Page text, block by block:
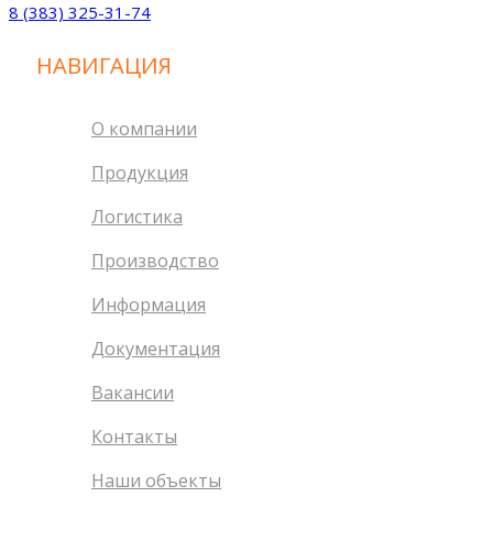
8 (383) 325-31-74
НАВИГАЦИЯ
О компании
Продукция
Логистика
Производство
Информация
Документация
Вакансии
Контакты
Наши объекты